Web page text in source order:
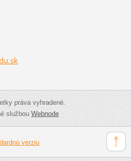
práva vyhradené.
službouWebnode
verziu